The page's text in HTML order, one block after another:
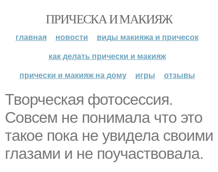
ПРИЧЕСКА И МАКИЯЖ
главная новости
виды макияжа и причесок
как делать прически и макияж
прически и макияж на дому
игры отзывы
Творческая фотосессия.
Совсем не понимала что это
такое пока не увидела своими
глазами и не поучаствовала.